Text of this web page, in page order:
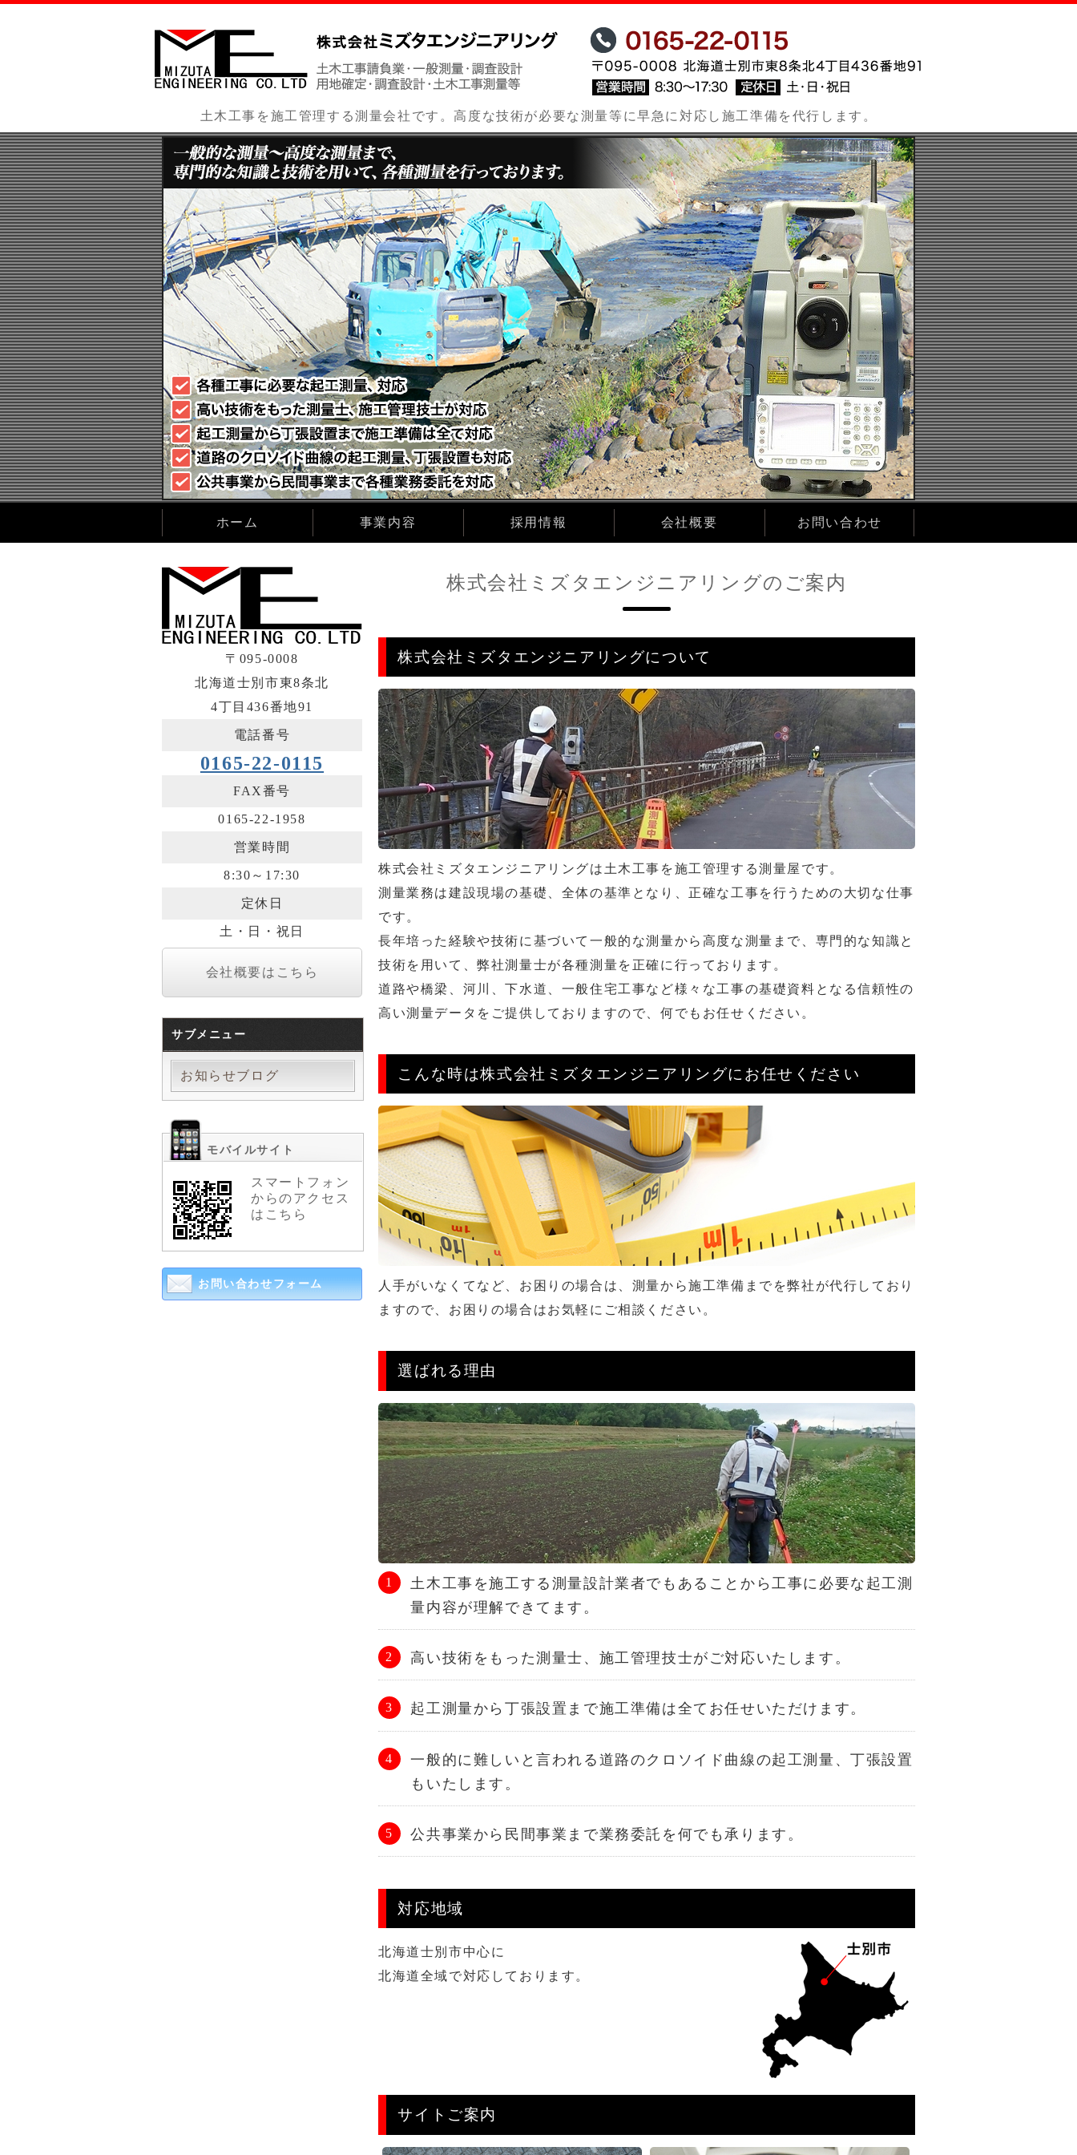
北海道士別市にある土木工事の施工管理・測量業務の株式会社ミズタエン
土木工事を施工管理する測量会社です。高度な技術が必要な測量等に早急に対応し施工準備を代行します。
ホーム 事業内容 採用情報 会社概要 お問い合わせ
株式会社ミズタエンジニアリングのご案内
株式会社ミズタエンジニアリングについて
株式会社ミズタエンジニアリングは土木工事を施工管理する測量屋です。
測量業務は建設現場の基礎、全体の基準となり、正確な工事を行うための大切な仕事
です。
長年培った経験や技術に基づいて一般的な測量から高度な測量まで、専門的な知識と
技術を用いて、弊社測量士が各種測量を正確に行っております。
道路や橋梁、河川、下水道、一般住宅工事など様々な工事の基礎資料となる信頼性の
高い測量データをご提供しておりますので、何でもお任せください。
こんな時は株式会社ミズタエンジニアリングにお任せください
人手がいなくてなど、お困りの場合は、測量から施工準備までを弊社が代行しており
ますので、お困りの場合はお気軽にご相談ください。
選ばれる理由
土木工事を施工する測量設計業者でもあることから工事に必要な起工測
量内容が理解できてます。
高い技術をもった測量士、施工管理技士がご対応いたします。
起工測量から丁張設置まで施工準備は全てお任せいただけます。
一般的に難しいと言われる道路のクロソイド曲線の起工測量、丁張設置
もいたします。
公共事業から民間事業まで業務委託を何でも承ります。
対応地域
北海道士別市中心に
北海道全域で対応しております。
サイトご案内
〒095-0008
北海道士別市東8条北
4丁目436番地91
電話番号
0165-22-0115
FAX番号
0165-22-1958
営業時間
8:30～17:30
定休日
土・日・祝日
会社概要はこちら
サブメニュー
お知らせブログ
モバイルサイト
スマートフォン
からのアクセス
はこちら
お問い合わせフォーム